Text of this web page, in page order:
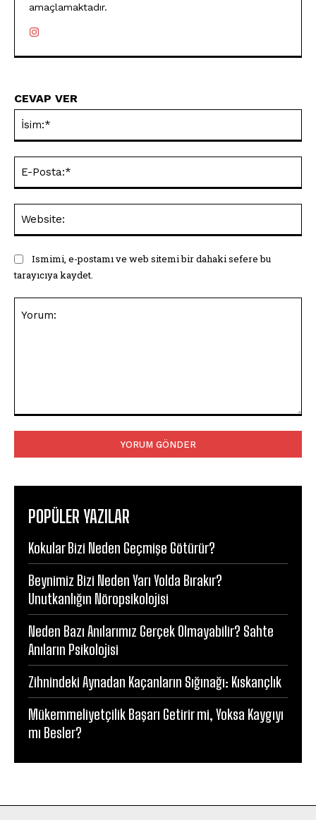
amaçlamaktadır.
CEVAP VER
Ismimi, e-postamı ve web sitemi bir dahaki sefere bu
tarayıcıya kaydet.
POPÜLER YAZILAR
Kokular Bizi Neden Geçmişe Götürür?
Beynimiz Bizi Neden Yarı Yolda Bırakır?
Unutkanlığın Nöropsikolojisi
Neden Bazı Anılarımız Gerçek Olmayabilir? Sahte
Anıların Psikolojisi
Zihnindeki Aynadan Kaçanların Sığınağı: Kıskançlık
Mükemmeliyetçilik Başarı Getirir mi, Yoksa Kaygıyı
mı Besler?